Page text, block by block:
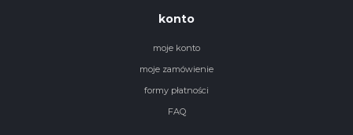
konto
moje konto
moje zamówienie
formy płatności
FAQ